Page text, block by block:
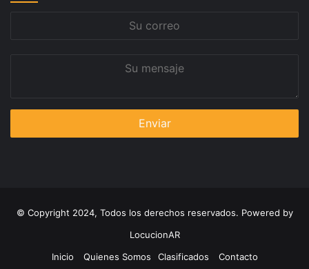
© Copyright 2024, Todos los derechos reservados. Powered by
LocucionAR
Inicio
Quienes Somos Clasificados Contacto